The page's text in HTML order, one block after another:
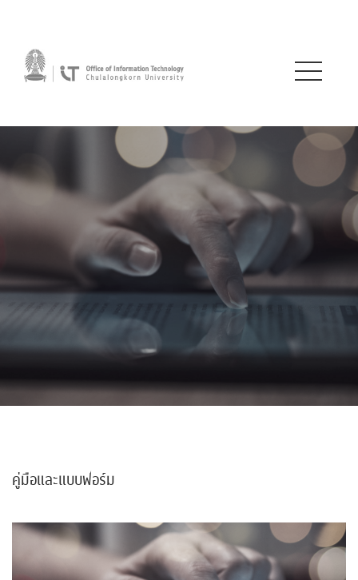
คู่มือและแบบฟอร์ม